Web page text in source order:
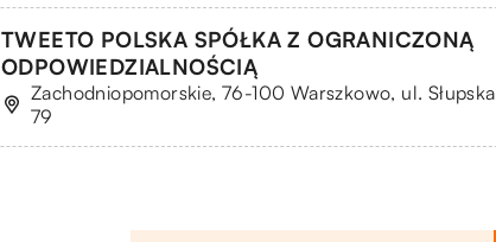
TWEETO POLSKA SPÓŁKA Z OGRANICZONĄ
ODPOWIEDZIALNOŚCIĄ
Zachodniopomorskie, 76-100 Warszkowo, ul. Słupska
79